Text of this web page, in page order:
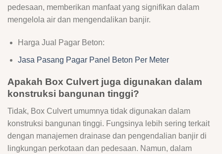
pedesaan, memberikan manfaat yang signifikan dalam
mengelola air dan mengendalikan banjir.
Harga Jual Pagar Beton:
Jasa Pasang Pagar Panel Beton Per Meter
Apakah Box Culvert juga digunakan dalam
konstruksi bangunan tinggi?
Tidak, Box Culvert umumnya tidak digunakan dalam
konstruksi bangunan tinggi. Fungsinya lebih sering terkait
dengan manajemen drainase dan pengendalian banjir di
lingkungan perkotaan dan pedesaan. Namun, dalam